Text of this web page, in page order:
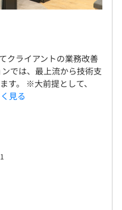
用契約へ転換した場合、
クライアントの業務改善
では、最上流から技術支
す。 ※大前提として、
見る